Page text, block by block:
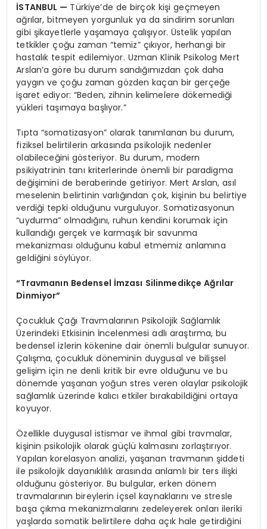
İSTANBUL — Türkiye’de de birçok kişi geçmeyen
ağrılar, bitmeyen yorgunluk ya da sindirim sorunları
gibi şikayetlerle yaşamaya çalışıyor. Üstelik yapılan
tetkikler çoğu zaman “temiz” çıkıyor, herhangi bir
hastalık tespit edilemiyor. Uzman Klinik Psikolog Mert
Arslan’a göre bu durum sandığımızdan çok daha
yaygın ve çoğu zaman gözden kaçan bir gerçeğe
işaret ediyor: “Beden, zihnin kelimelere dökemediği
yükleri taşımaya başlıyor.”
Tıpta “somatizasyon” olarak tanımlanan bu durum,
fiziksel belirtilerin arkasında psikolojik nedenler
olabileceğini gösteriyor. Bu durum, modern
psikiyatrinin tanı kriterlerinde önemli bir paradigma
değişimini de beraberinde getiriyor. Mert Arslan, asıl
meselenin belirtinin varlığından çok, kişinin bu belirtiye
verdiği tepki olduğunu vurguluyor. Somatizasyonun
“uydurma” olmadığını, ruhun kendini korumak için
kullandığı gerçek ve karmaşık bir savunma
mekanizması olduğunu kabul etmemiz anlamına
geldiğini söylüyor.
“Travmanın Bedensel İmzası Silinmedikçe Ağrılar
Dinmiyor”
Çocukluk Çağı Travmalarının Psikolojik Sağlamlık
Üzerindeki Etkisinin İncelenmesi adlı araştırma, bu
bedensel izlerin kökenine dair önemli bulgular sunuyor.
Çalışma, çocukluk döneminin duygusal ve bilişsel
gelişim için ne denli kritik bir evre olduğunu ve bu
dönemde yaşanan yoğun stres veren olaylar psikolojik
sağlamlık üzerinde kalıcı etkiler bırakabildiğini ortaya
koyuyor.
Özellikle duygusal istismar ve ihmal gibi travmalar,
kişinin psikolojik olarak güçlü kalmasını zorlaştırıyor.
Yapılan korelasyon analizi, yaşanan travmanın şiddeti
ile psikolojik dayanıklılık arasında anlamlı bir ters ilişki
olduğunu gösteriyor. Bu bulgular, erken dönem
travmalarının bireylerin içsel kaynaklarını ve stresle
başa çıkma mekanizmalarını zedeleyerek onları ileriki
yaşlarda somatik belirtilere daha açık hale getirdiğini